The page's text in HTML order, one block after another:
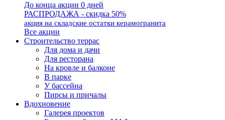
До конца акции 0 дней
РАСПРОДАЖА - скидка 50%
акция на складские остатки керамогранита
Все акции
Строительство террас
Для дома и дачи
Для ресторана
На кровле и балконе
В парке
У бассейна
Пирсы и причалы
Вдохновение
Галерея проектов